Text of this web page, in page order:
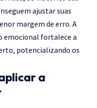
ajustar suas
margem de erro. A
emocional fortalece a
potencializando os
a